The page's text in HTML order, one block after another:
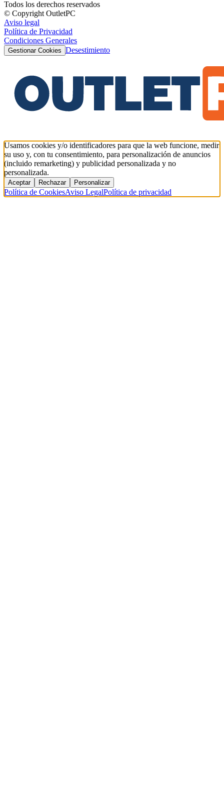
Todos los derechos reservados
© Copyright OutletPC
Aviso legal
Política de Privacidad
Condiciones Generales
Gestionar Cookies Desestimiento
Usamos cookies y/o identificadores para que la web funcione, medir
su uso y, con tu consentimiento, para personalización de anuncios
(incluido remarketing) y publicidad personalizada y no
personalizada.
Aceptar Rechazar Personalizar
Política de CookiesAviso LegalPolítica de privacidad